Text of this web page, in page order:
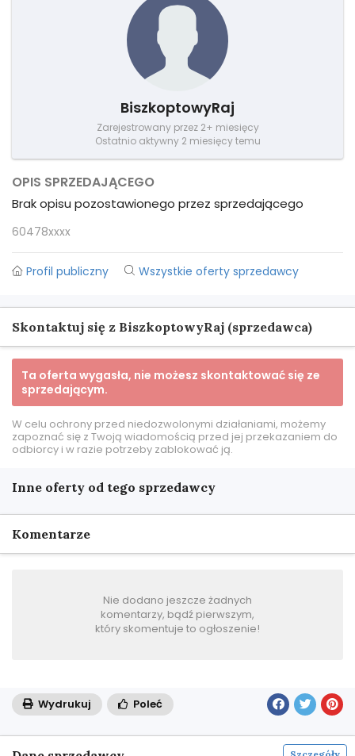
BiszkoptowyRaj
Zarejestrowany przez 2+ miesięcy
Ostatnio aktywny 2 miesięcy temu
OPIS SPRZEDAJĄCEGO
Brak opisu pozostawionego przez sprzedającego
60478xxxx
Profil publiczny Wszystkie oferty sprzedawcy
Skontaktuj się z BiszkoptowyRaj (sprzedawca)
Ta oferta wygasła, nie możesz skontaktować się ze
sprzedającym.
W celu ochrony przed niedozwolonymi działaniami, możemy
zapoznać się z Twoją wiadomością przed jej przekazaniem do
odbiorcy i w razie potrzeby zablokować ją.
Inne oferty od tego sprzedawcy
Komentarze
Nie dodano jeszcze żadnych
komentarzy, bądź pierwszym,
który skomentuje to ogłoszenie!
Wydrukuj Poleć